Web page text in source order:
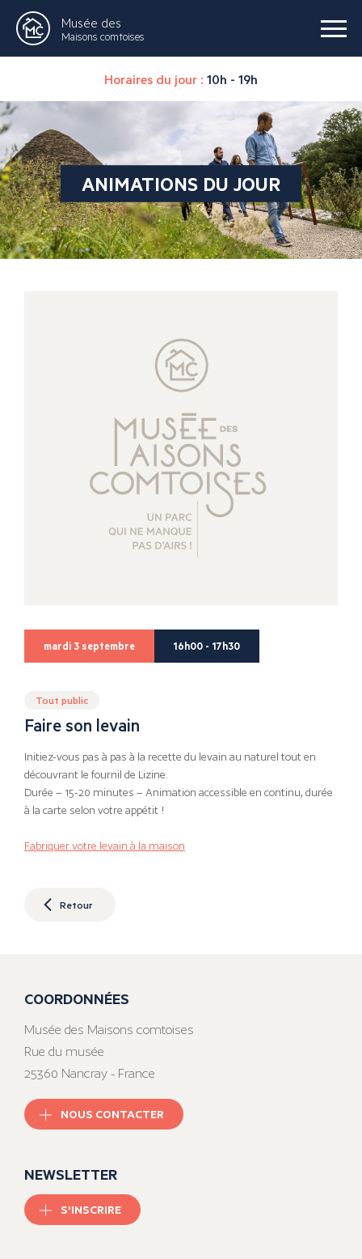
Musée des
Maisons comtoises
Horaires du jour : 10h - 19h
ANIMATIONS DU JOUR
mardi 3 septembre 16h00 - 17h30
Tout public
Faire son levain
Initiez-vous pas à pas à la recette du levain au naturel tout en
découvrant le fournil de Lizine.
Durée – 15-20 minutes – Animation accessible en continu, durée
à la carte selon votre appétit !
Fabriquer votre levain à la maison
Retour
COORDONNÉES
Musée des Maisons comtoises
Rue du musée
25360 Nancray - France
NOUS CONTACTER
NEWSLETTER
S'INSCRIRE